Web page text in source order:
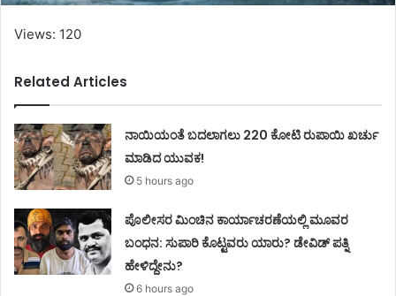
Views: 120
Related Articles
ನಾಯಿಯಂತೆ ಬದಲಾಗಲು 220 ಕೋಟಿ ರುಪಾಯಿ ಖರ್ಚು
ಮಾಡಿದ ಯುವಕ!
5 hours ago
ಪೊಲೀಸರ ಮಿಂಚಿನ ಕಾರ್ಯಾಚರಣೆಯಲ್ಲಿ ಮೂವರ
ಬಂಧನ: ಸುಪಾರಿ ಕೊಟ್ಟವರು ಯಾರು? ಡೇವಿಡ್ ಪತ್ನಿ
ಹೇಳಿದ್ದೇನು?
6 hours ago